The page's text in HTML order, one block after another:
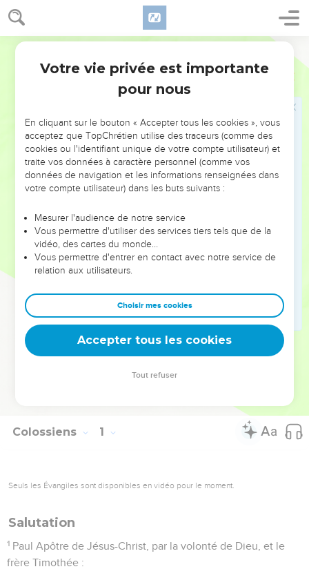
Colossiens Introduction
par des allusions, l’enseignement erroné qu’il combat : c’est
un système philosophique (2.8) d’inspiration grecque, où se
mêlent des croyances et des pratiques juives (culte des
Cette erreur ôtait à Jésus-Christ sa place unique de seul
intermédiaire entre Dieu et les hommes, de seul *Sauveur.
développements, au deuxième siècle, sont bien connus
sous le nom de gnosticisme.
Après ses habituelles salutations, l’action de grâces et la
prière (1.1-11), l’*apôtre dépeint la personne et l’œuvre du
personnels pour l’avancement de l’Evangile à Colosses et à
Laodicée (1.24 à 2.5). Puis il poursuit sa description de
l’œuvre du Christ (2.6-19) : c’est dans l’union avec lui que se
trouve la « plénitude » que les enseignants de mensonges
Dans la deuxième partie de sa lettre, il en tire les
conséquences pratiques :
permission. All rights reserved worldwide.
Colossiens 1
Seuls les Évangiles sont disponibles en vidéo pour le moment.
Salutation
1 Paul Apôtre de Jésus-Christ, par la volonté de Dieu, et le
frère Timothée :
Votre vie privée est importante
pour nous
En cliquant sur le bouton « Accepter tous les cookies », vous
acceptez que TopChrétien utilise des traceurs (comme des
cookies ou l'identifiant unique de votre compte utilisateur) et
traite vos données à caractère personnel (comme vos
données de navigation et les informations renseignées dans
votre compte utilisateur) dans les buts suivants :
Mesurer l'audience de notre service
Vous permettre d'utiliser des services tiers tels que de la
vidéo, des cartes du monde…
Vous permettre d'entrer en contact avec notre service de
relation aux utilisateurs.
Choisir mes cookies
Accepter tous les cookies
Tout refuser